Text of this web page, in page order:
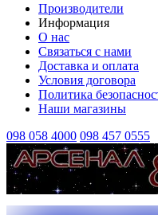
Производители
Информация
О нас
Связаться с нами
Доставка и оплата
Условия договора
Политика
Наши магазины
098 058 4000 098 457 0555